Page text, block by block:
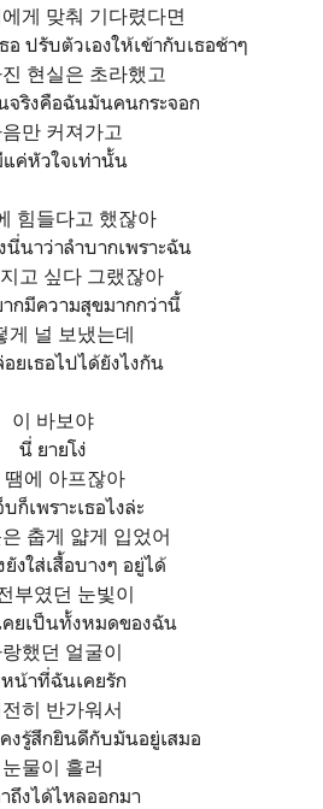
게 맞춰 기다렸다면
ปรับตัวเองให้เข้ากับเธอช้าๆ
현실은 초라했고
จริงคือฉันมันคนกระจอก
만 커져가고
ค่หัวใจเท่านั้น
힘들다고 했잖아
นี่นาว่าลำบากเพราะฉัน
고 싶다 그랬잖아
กมีความสุขมากกว่านี้
게 널 보냈는데
ยเธอไปได้ยังไงกัน
이 바보야
นี่ ยายโง่
땜에 아프잖아
ก็เพราะเธอไงล่ะ
춥게 얇게 입었어
งใส่เสื้อบางๆ อยู่ได้
부였던 눈빛이
คยเป็นทั้งหมดของฉัน
했던 얼굴이
น้าที่ฉันเคยรัก
히 반가워서
งรู้สึกยินดีกับมันอยู่เสมอ
눈물이 흘러
ถึงได้ไหลออกมา